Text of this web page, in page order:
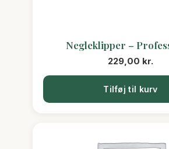
Negleklipper –
229,00 kr.
Tilføj til kurv